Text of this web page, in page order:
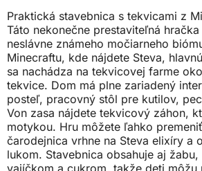
Praktická stavebnica s tekvicami z
Táto nekonečne prestaviteľná
neslávne známeho močiarneho
Minecraftu, kde nájdete Steva,
sa nachádza na tekvicovej farme
tekvice. Dom má plne zariadený
posteľ, pracovný stôl pre kutilov,
Von zasa nájdete tekvicový záhon,
motykou. Hru môžete ľahko
čarodejnica vrhne na Steva elixíry a
lukom. Stavebnica obsahuje aj